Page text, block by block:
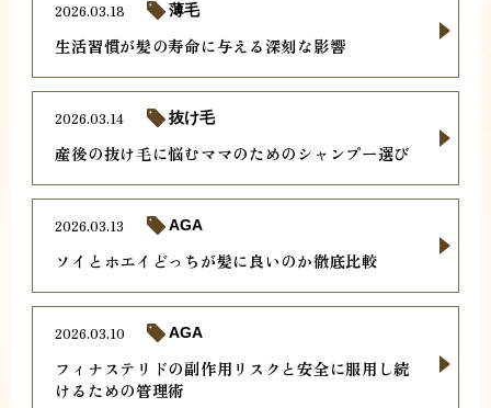
生活習慣が髪の寿命に与える深刻な影響
2026.03.18 薄毛
産後の抜け毛に悩むママのためのシャンプー選び
2026.03.14 抜け毛
ソイとホエイどっちが髪に良いのか徹底比較
2026.03.13 AGA
フィナステリドの副作用リスクと安全に服用し続
けるための管理術
2026.03.10 AGA